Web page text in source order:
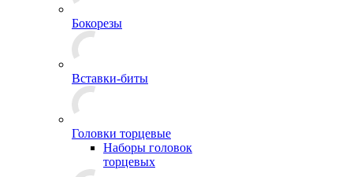
Бокорезы
Вставки-биты
Головки торцевые
Наборы головок
торцевых